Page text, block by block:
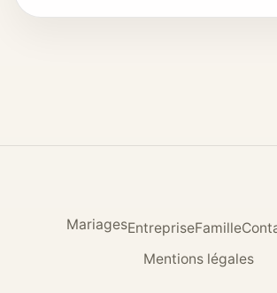
MariagesEntrepriseFamille
Mentions légales